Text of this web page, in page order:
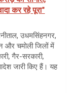
कर रहे पूरा"
उधमसिंहनगर,
और चमोली जिलों में
गैर-सरकारी,
जारी किए हैं। यह